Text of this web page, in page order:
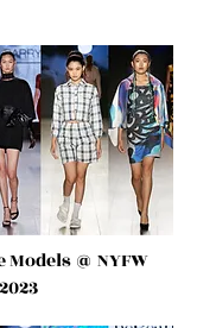
Models@ NYFW